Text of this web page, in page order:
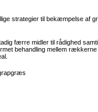
strategier til bekæmpelse af
færre midler til rådighed
behandling mellem